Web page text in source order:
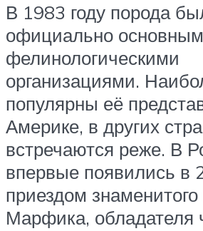
В 1983 году порода
официально
фелинологическими
организациями.
популярны её
Америке, в других
встречаются реже. В
впервые появились в
приездом знаменитого
Марфика, обладателя